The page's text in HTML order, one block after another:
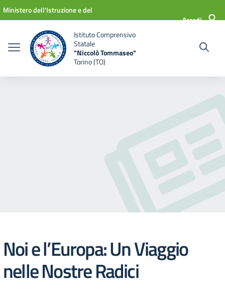
Vai ai contenuti
Vai al menu di navigazione
Vai al footer
Ministero dell'Istruzione e del
Accedi
Istituto Comprensivo
Statale
"Niccolò Tommaseo"
Torino (TO)
Noi e l’Europa: Un Viaggio
nelle Nostre Radici